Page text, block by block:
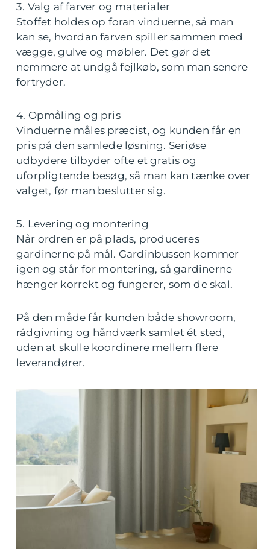
3. Valg af farver og materialer
Stoffet holdes op foran vinduerne, så man
kan se, hvordan farven spiller sammen med
vægge, gulve og møbler. Det gør det
nemmere at undgå fejlkøb, som man senere
fortryder.
4. Opmåling og pris
Vinduerne måles præcist, og kunden får en
pris på den samlede løsning. Seriøse
udbydere tilbyder ofte et gratis og
uforpligtende besøg, så man kan tænke over
valget, før man beslutter sig.
5. Levering og montering
Når ordren er på plads, produceres
gardinerne på mål. Gardinbussen kommer
igen og står for montering, så gardinerne
hænger korrekt og fungerer, som de skal.
På den måde får kunden både showroom,
rådgivning og håndværk samlet ét sted,
uden at skulle koordinere mellem flere
leverandører.